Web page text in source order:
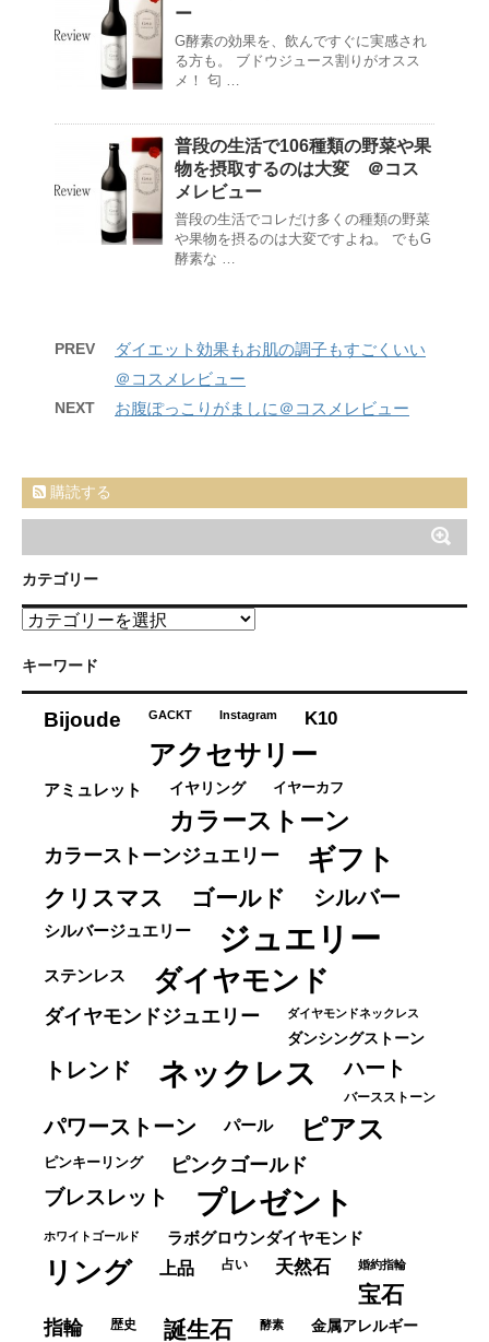
ー
G酵素の効果を、飲んですぐに実感され
る方も。 ブドウジュース割りがオスス
メ！ 匂 …
普段の生活で106種類の野菜や果
物を摂取するのは大変 ＠コス
メレビュー
普段の生活でコレだけ多くの種類の野菜
や果物を摂るのは大変ですよね。 でもG
酵素な …
PREV
ダイエット効果もお肌の調子もすごくいい
＠コスメレビュー
NEXT お腹ぽっこりがましに＠コスメレビュー
購読する
カテゴリー
カ
ゴ
キーワード
Bijoude GACKT Instagram K10
アクセサリー
アミュレット イヤリング イヤーカフ
カラーストーン
カラーストーンジュエリー ギフト
クリスマス ゴールド シルバー
シルバージュエリー ジュエリー
ステンレス ダイヤモンド
ダイヤモンドジュエリー ダイヤモンドネックレス
ダンシングストーン
トレンド ネックレス ハート
バースストーン
パワーストーン パール ピアス
ピンキーリング ピンクゴールド
ブレスレット プレゼント
ホワイトゴールド ラボグロウンダイヤモンド
リング 上品 占い 天然石 婚約指輪
宝石
指輪 歴史 誕生石 酵素 金属アレルギー